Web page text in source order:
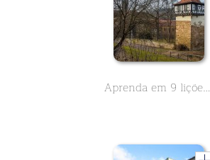
Aprenda em 9 lições tudo o que é importante sobre o Mosteiro Maulbronn. O Mosteiro é Património Mundial da UNESCO desde 1993